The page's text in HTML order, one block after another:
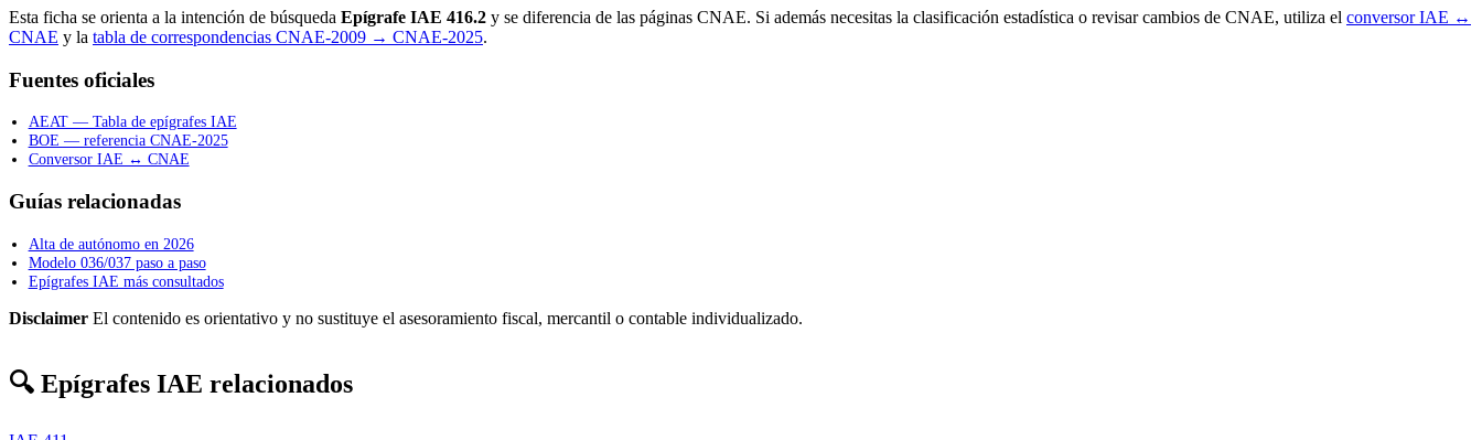
Esta ficha se orienta a la intención de búsqueda Epígrafe IAE 416.2 y se diferencia de las páginas CNAE. Si además necesitas la clasificación estadística o revisar cambios de CNAE, utiliza el conversor IAE ↔
CNAE y la tabla de correspondencias CNAE-2009 → CNAE-2025.
Fuentes oficiales
AEAT — Tabla de epígrafes IAE
BOE — referencia CNAE-2025
Conversor IAE ↔ CNAE
Guías relacionadas
Alta de autónomo en 2026
Modelo 036/037 paso a paso
Epígrafes IAE más consultados
Disclaimer El contenido es orientativo y no sustituye el asesoramiento fiscal, mercantil o contable individualizado.
🔍 Epígrafes IAE relacionados